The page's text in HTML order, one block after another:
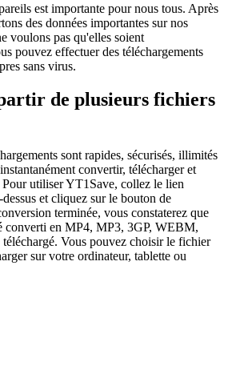
est importante pour nous tous. Après
des données importantes sur nos
voulons pas qu'elles soient
pouvez effectuer des téléchargements
sans virus.
de plusieurs fichiers
sont rapides, sécurisés, illimités
convertir, télécharger et
Pour utiliser YT1Save, collez le lien
et cliquez sur le bouton de
terminée, vous constaterez que
converti en MP4, MP3, 3GP, WEBM,
Vous pouvez choisir le fichier
sur votre ordinateur, tablette ou